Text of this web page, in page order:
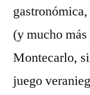
(y mucho
Montecarlo,
juego